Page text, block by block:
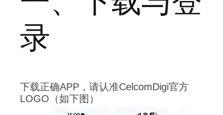
录
下载正确APP，请认准CelcomDigi官方
LOGO（如下图）